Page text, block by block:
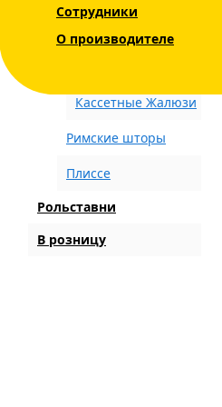
Сотрудники
О производителе
Жалюзи на
Кассетные Жалюзи
Римские шторы
Плиссе
Рольставни
В розницу